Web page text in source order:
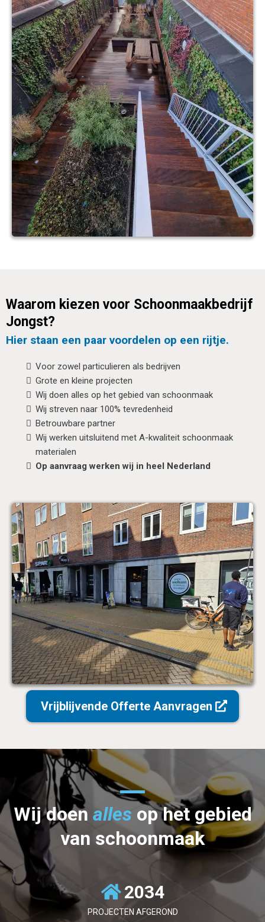
Waarom kiezen voor Schoonmaakbedrijf
Jongst?
Hier staan een paar voordelen op een rijtje.
Voor zowel particulieren als bedrijven
Grote en kleine projecten
Wij doen alles op het gebied van schoonmaak
Wij streven naar 100% tevredenheid
Betrouwbare partner
Wij werken uitsluitend met A-kwaliteit schoonmaak
materialen
Op aanvraag werken wij in heel Nederland
Vrijblijvende Offerte Aanvragen
Wij doen alles op het gebied
van schoonmaak
2034
PROJECTEN AFGEROND